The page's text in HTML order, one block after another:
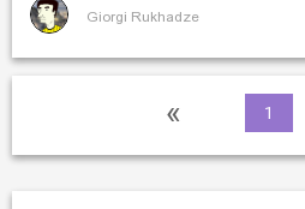
Giorgi Rukhadze
« 1